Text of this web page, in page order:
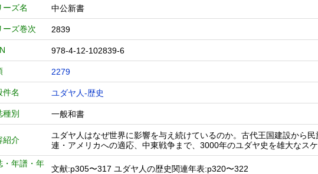
ーズ名 中公新書
ーズ巻次 2839
978-4-12-102839-6
2279
件名 ユダヤ人-歴史
種別 一般和書
紹介
ユダヤ人はなぜ世界に影響を与え続けているのか。古代王国建設から
連・アメリカへの適応、中東戦争まで、3000年のユダヤ史を雄大なスケ
・年譜・年
文献:p305〜317 ユダヤ人の歴史関連年表:p320〜322